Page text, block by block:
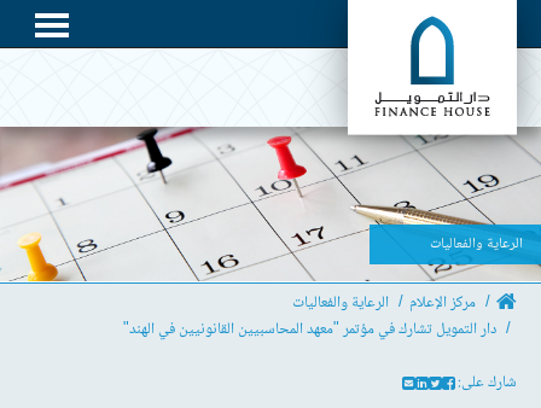
الرعاية والفعاليات
مركز الإعلام
الرعاية والفعاليات
دار التمويل تشارك في مؤتمر "معهد المحاسبيين القانونيين في الهند"
شارك على: